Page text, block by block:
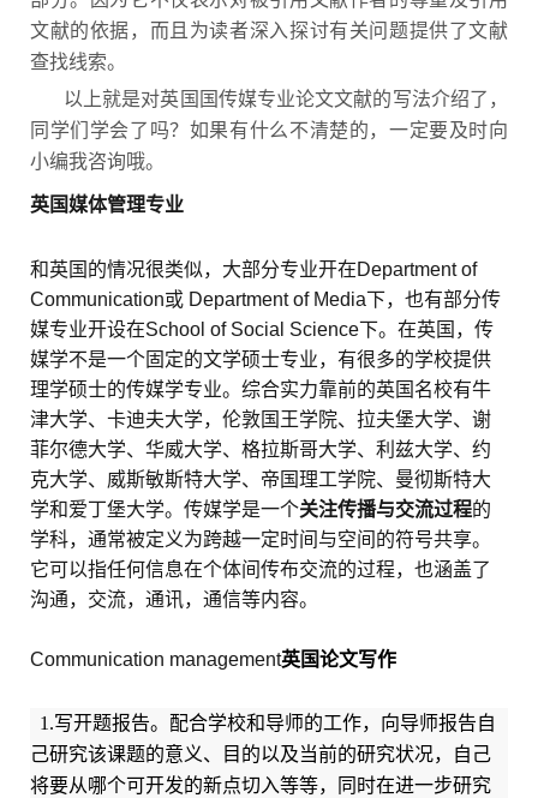
文献的依据，而且为读者深入探讨有关问题提供了文献
查找线索。
以上就是对英国国传媒专业论文文献的写法介绍了，
同学们学会了吗？如果有什么不清楚的，一定要及时向
小编我咨询哦。
英国媒体管理专业
和英国的情况很类似，大部分专业开在Department of
Communication或 Department of Media下，也有部分传
媒专业开设在School of Social Science下。在英国，传
媒学不是一个固定的文学硕士专业，有很多的学校提供
理学硕士的传媒学专业。综合实力靠前的英国名校有牛
津大学、卡迪夫大学，伦敦国王学院、拉夫堡大学、谢
菲尔德大学、华威大学、格拉斯哥大学、利兹大学、约
克大学、威斯敏斯特大学、帝国理工学院、曼彻斯特大
学和爱丁堡大学。传媒学是一个关注传播与交流过程的
学科，通常被定义为跨越一定时间与空间的符号共享。
它可以指任何信息在个体间传布交流的过程，也涵盖了
沟通，交流，通讯，通信等内容。
Communication management英国论文写作
1.写开题报告。配合学校和导师的工作，向导师报告自
己研究该课题的意义、目的以及当前的研究状况，自己
将要从哪个可开发的新点切入等等，同时在进一步研究